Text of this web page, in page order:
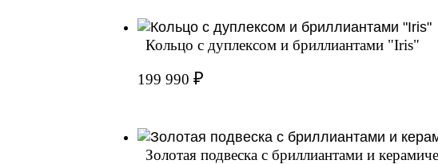
Кольцо с дуплексом и бриллиантами "Iris"
199 990 ₽
Золотая подвеска с бриллиантами и